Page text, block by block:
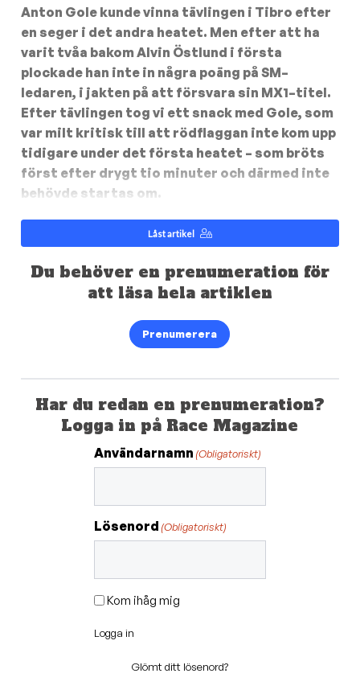
Anton Gole kunde vinna tävlingen i Tibro efter
en seger i det andra heatet. Men efter att ha
varit tvåa bakom Alvin Östlund i första
plockade han inte in några poäng på SM–
ledaren, i jakten på att försvara sin MX1–titel.
Efter tävlingen tog vi ett snack med Gole, som
var milt kritisk till att rödflaggan inte kom upp
tidigare under det första heatet – som bröts
först efter drygt tio minuter och därmed inte
behövde startas om.
Låst artikel
Du behöver en prenumeration för
att läsa hela artiklen
Prenumerera
Har du redan en prenumeration?
Logga in på Race Magazine
Användarnamn (Obligatoriskt)
Lösenord (Obligatoriskt)
Kom ihåg mig
Logga in
Glömt ditt lösenord?